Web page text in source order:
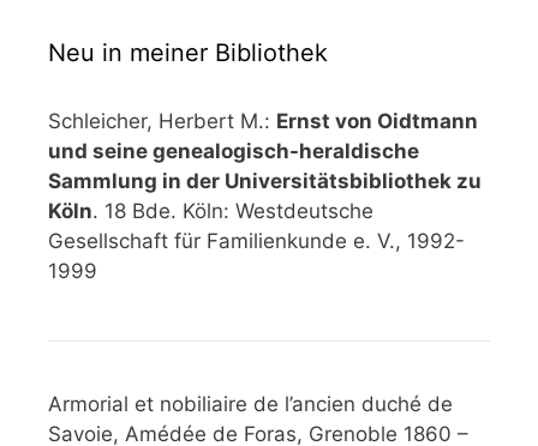
Neu in meiner Bibliothek
Schleicher, Herbert M.: Ernst von Oidtmann
und seine genealogisch-heraldische
Sammlung in der Universitätsbibliothek zu
Köln. 18 Bde. Köln: Westdeutsche
Gesellschaft für Familienkunde e. V., 1992-
1999
Armorial et nobiliaire de l’ancien duché de
Savoie, Amédée de Foras, Grenoble 1860 –